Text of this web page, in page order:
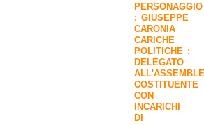
PERSONAGGIO
: GIUSEPPE
CARONIA
CARICHE
POLITICHE :
DELEGATO
COSTITUENTE
CON
INCARICHI
DI